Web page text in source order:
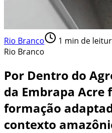
Rio Branco 1 min de
Rio Branco
Por Dentro do
da Embrapa Acre
formação
contexto